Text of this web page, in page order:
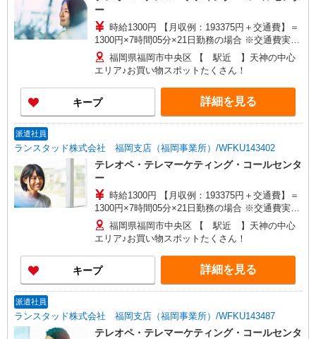
ー
時給1300円 【月収例：193375円＋交通費】＝
1300円×7時間05分×21日勤務の場合 ※交通費実費
支給／当社規定あり。 研修時給1300円 ※8/12?
8/14までの3日間
福岡県福岡市中央区 【 駅近 】天神の中心
エリア♪お買い物スポットたくさん！
キープ 詳細を見る
派遣社員
ランスタッド株式会社 福岡支店（福岡事業所）/WFKU143402
テレオペ・テレマーケティング・コールセンタ
ー
時給1300円 【月収例：193375円＋交通費】＝
1300円×7時間05分×21日勤務の場合 ※交通費実費
支給／当社規定あり。 研修時給1300円 ※8/12?
8/14までの3日間
福岡県福岡市中央区 【 駅近 】天神の中心
エリア♪お買い物スポットたくさん！
キープ 詳細を見る
派遣社員
ランスタッド株式会社 福岡支店（福岡事業所）/WFKU143487
テレオペ・テレマーケティング・コールセンタ